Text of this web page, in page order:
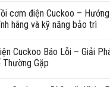
cơm điện Cuckoo –
hãng và kỹ năng bảo trì
Cuckoo Báo Lỗi – Giải
Thường Gặp